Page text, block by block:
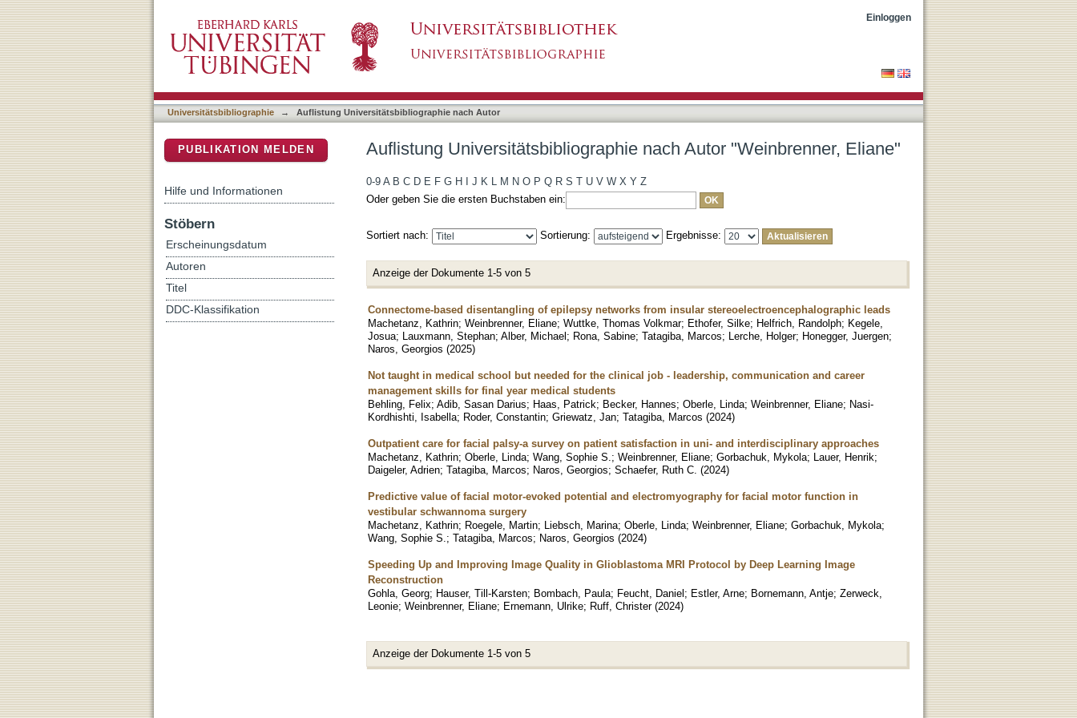
Einloggen
Universitätsbibliographie → Auflistung Universitätsbibliographie nach Autor
Auflistung Universitätsbibliographie nach Autor "Weinbrenner, Eliane"
0-9 A B C D E F G H J K L M N O P Q R S T U V W X Y Z
Oder geben Sie die ersten Buchstaben ein:
Sortiert nach: Sortierung: Ergebnisse:
Anzeige der Dokumente 1-5 von 5
Connectome-based disentangling of epilepsy networks from insular stereoelectroencephalographic leads
Machetanz, Kathrin; Weinbrenner, Eliane; Wuttke, Thomas Volkmar; Ethofer, Silke; Helfrich, Randolph; Kegele,
Josua; Lauxmann, Stephan; Alber, Michael; Rona, Sabine; Tatagiba, Marcos; Lerche, Holger; Honegger, Juergen;
Naros, Georgios (2025)
Not taught in medical school but needed for the clinical job - leadership, communication and career
management skills for final year medical students
Behling, Felix; Adib, Sasan Darius; Haas, Patrick; Becker, Hannes; Oberle, Linda; Weinbrenner, Eliane; Nasi-
Kordhishti, Isabella; Roder, Constantin; Griewatz, Jan; Tatagiba, Marcos (2024)
Outpatient care for facial palsy-a survey on patient satisfaction in uni- and interdisciplinary approaches
Machetanz, Kathrin; Oberle, Linda; Wang, Sophie S. ; Weinbrenner, Eliane; Gorbachuk, Mykola; Lauer, Henrik;
Daigeler, Adrien; Tatagiba, Marcos; Naros, Georgios; Schaefer, Ruth C. (2024)
Predictive value of facial motor-evoked potential and electromyography for facial motor function in
vestibular schwannoma surgery
Machetanz, Kathrin; Roegele, Martin; Liebsch, Marina; Oberle, Linda; Weinbrenner, Eliane; Gorbachuk, Mykola;
Wang, Sophie S. ; Tatagiba, Marcos; Naros, Georgios (2024)
Speeding Up and Improving Image Quality in Glioblastoma MRI Protocol by Deep Learning Image
Reconstruction
Gohla, Georg; Hauser, Till-Karsten; Bombach, Paula; Feucht, Daniel; Estler, Arne; Bornemann, Antje; Zerweck,
Leonie; Weinbrenner, Eliane; Ernemann, Ulrike; Ruff, Christer (2024)
Anzeige der Dokumente 1-5 von 5
PUBLIKATION MELDEN
Hilfe und Informationen
Stöbern
Erscheinungsdatum
Autoren
Titel
DDC-Klassifikation